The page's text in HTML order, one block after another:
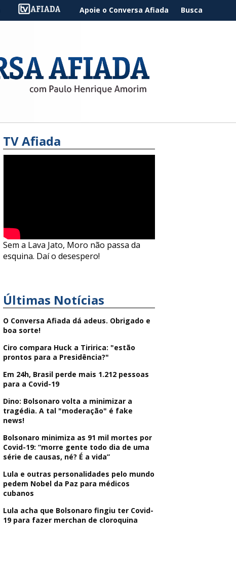
Apoie o Conversa Afiada Busca
TV Afiada
Sem a Lava Jato, Moro não passa da
esquina. Daí o desespero!
Últimas Notícias
O Conversa Afiada dá adeus. Obrigado e
boa sorte!
Ciro compara Huck a Tiririca: "estão
prontos para a Presidência?"
Em 24h, Brasil perde mais 1.212 pessoas
para a Covid-19
Dino: Bolsonaro volta a minimizar a
tragédia. A tal "moderação" é fake
news!
Bolsonaro minimiza as 91 mil mortes por
Covid-19: “morre gente todo dia de uma
série de causas, né? É a vida”
Lula e outras personalidades pelo mundo
pedem Nobel da Paz para médicos
cubanos
Lula acha que Bolsonaro fingiu ter Covid-
19 para fazer merchan de cloroquina